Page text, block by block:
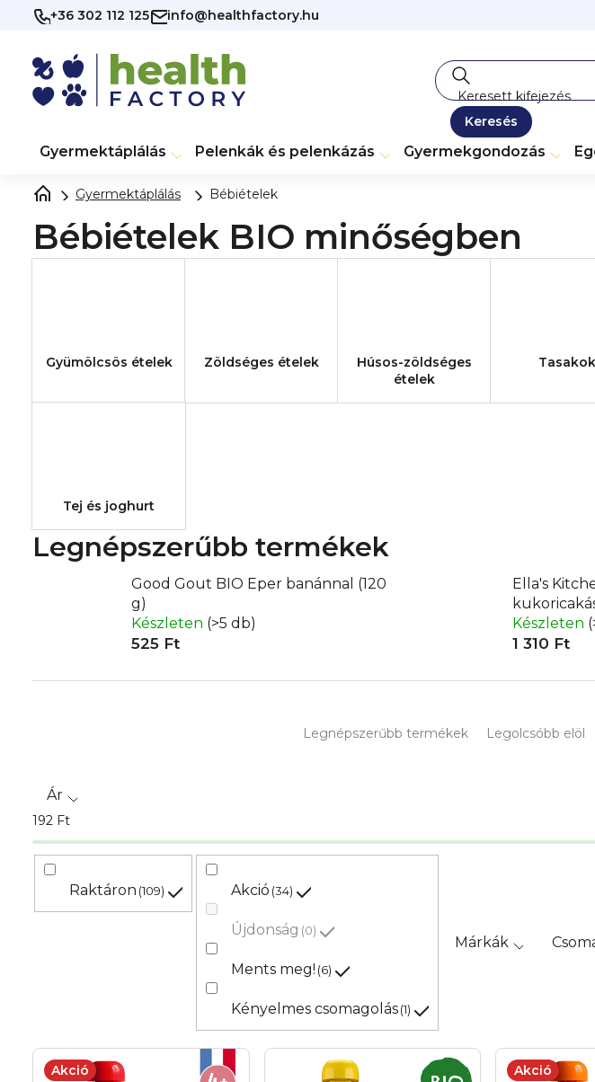
Ugrás
tartalomhoz
+36 302 112 125 info@healthfactory.hu
Keresés
Gyermektáplálás Pelenkák és pelenkázás Gyermekgondozás
Gyermektáplálás Bébiételek
Bébiételek BIO minőségben
Gyümölcsös ételek Zöldséges ételek
Húsos-zöldséges
ételek
Tasakok
Tej és joghurt
Legnépszerűbb termékek
Good Gout BIO Eper banánnal (120
g)
Készleten (>5 db)
525 Ft
Ella's
Készleten
1 310 Ft
T
é
k
e
k
r
e
Legnépszerűbb termékek Legolcsóbb elöl
Ár
192 Ft
Raktáron 109 Akció 34
Újdonság 0
Ments meg! 6
Kényelmes csomagolás 1
Márkák
TAkció Akció